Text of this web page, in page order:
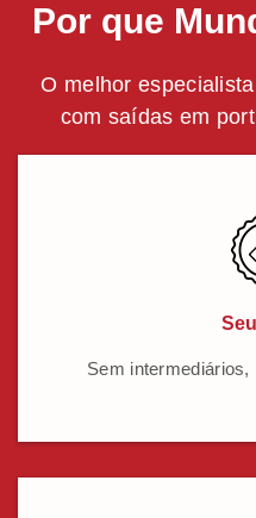
Por que
O melhor
com saídas em
Sem intermediários,